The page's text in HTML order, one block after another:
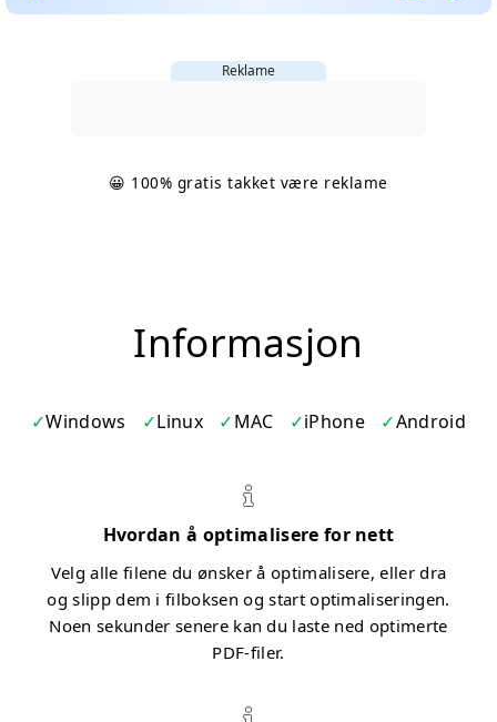
Reklame
😀 100% gratis takket være reklame
Informasjon
Windows Linux MAC iPhone Android
Hvordan å optimalisere for nett
Velg alle filene du ønsker å optimalisere, eller dra
og slipp dem i filboksen og start optimaliseringen.
Noen sekunder senere kan du laste ned optimerte
PDF-filer.